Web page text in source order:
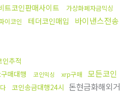
트코인판매사이트 가상화폐자금믹싱
이코인 테더코인매입
바이낸스전송
인추적
매대행 코인믹싱 xrp구매
모든코인
코인송금대행24시 돈현금화해외거